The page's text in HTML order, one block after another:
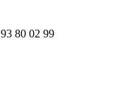
80 02 99